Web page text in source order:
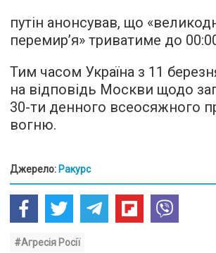
путін анонсував, що
перемир’я» триватиме до
Тим часом Україна з 11
на відповідь Москви щодо
30-ти денного всеосяжного
вогню.
Джерело: Ракурс
#Агресія Росії